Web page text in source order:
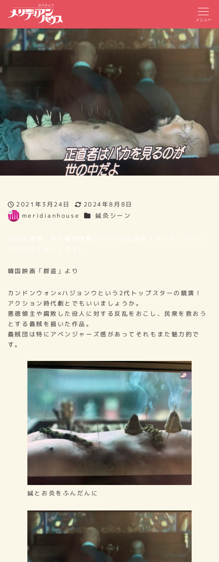
メニュー
投稿日
2021年3月24日
更新日
2024年8月8日
著
meridianhouse カテゴリー
鍼灸シーン
韓国映画「群盗」より
カンドンウォン×ハジョンウという2代トップスターの競演！
アクション時代劇とでもいいましょうか。
悪徳領主や腐敗した役人に対する反乱をおこし、民衆を救おう
とする義賊を描いた作品。
義賊団は特にアベンジャーズ感があってそれもまた魅力的で
す。
鍼とお灸をふんだんに